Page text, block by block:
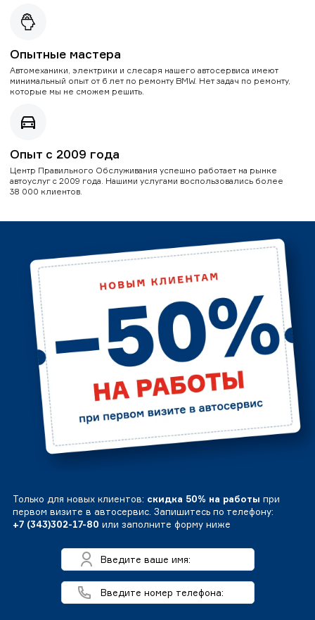
Опытные мастера
Автомеханики, электрики и слесаря нашего автосервиса имеют
минимальный опыт от 6 лет по ремонту BMW. Нет задач по ремонту,
которые мы не сможем решить.
Опыт с 2009 года
Центр Правильного Обслуживания успешно работает на рынке
автоуслуг с 2009 года. Нашими услугами воспользовались более
38 000 клиентов.
Только для новых клиентов: скидка 50% на работы при
первом визите в автосервис. Запишитесь по телефону:
+7 (343)302-17-80 или заполните форму ниже